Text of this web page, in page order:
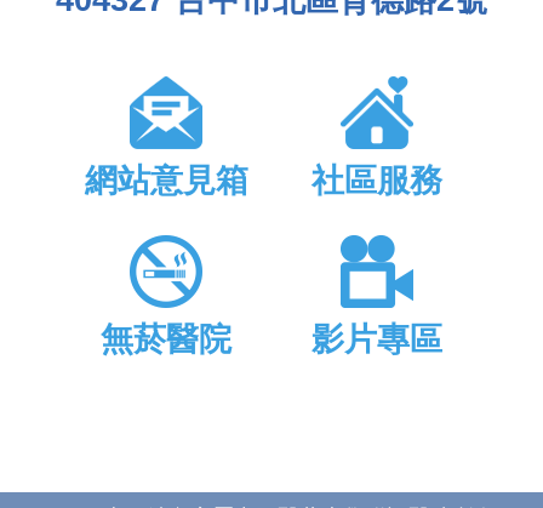
網站意見箱 社區服務
無菸醫院 影片專區